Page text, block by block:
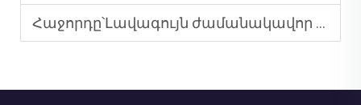
Հաջորդը՝Լավագույն ժամանակավոր պրեֆաբրիկացված դպրոցական շենքեր